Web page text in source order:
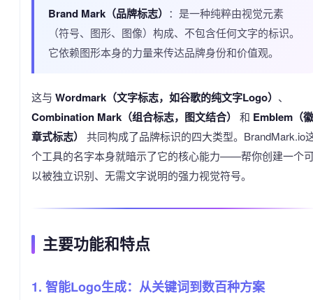
Brand Mark（品牌标志） ：是一种纯粹由视觉元素
（符号、图形、图像）构成、不包含任何文字的标识。
它依赖图形本身的力量来传达品牌身份和价值观。
这与 Wordmark（文字标志，如谷歌的纯文字Logo） 、
Combination Mark（组合标志，图文结合） 和 Emblem（徽
章式标志）
共同构成了品牌标识的四大类型。BrandMark.io
个工具的名字本身就暗示了它的核心能力——帮你创建一个
以被独立识别、无需文字说明的强力视觉符号。
主要功能和特点
1. 智能Logo生成：从关键词到数百种方案